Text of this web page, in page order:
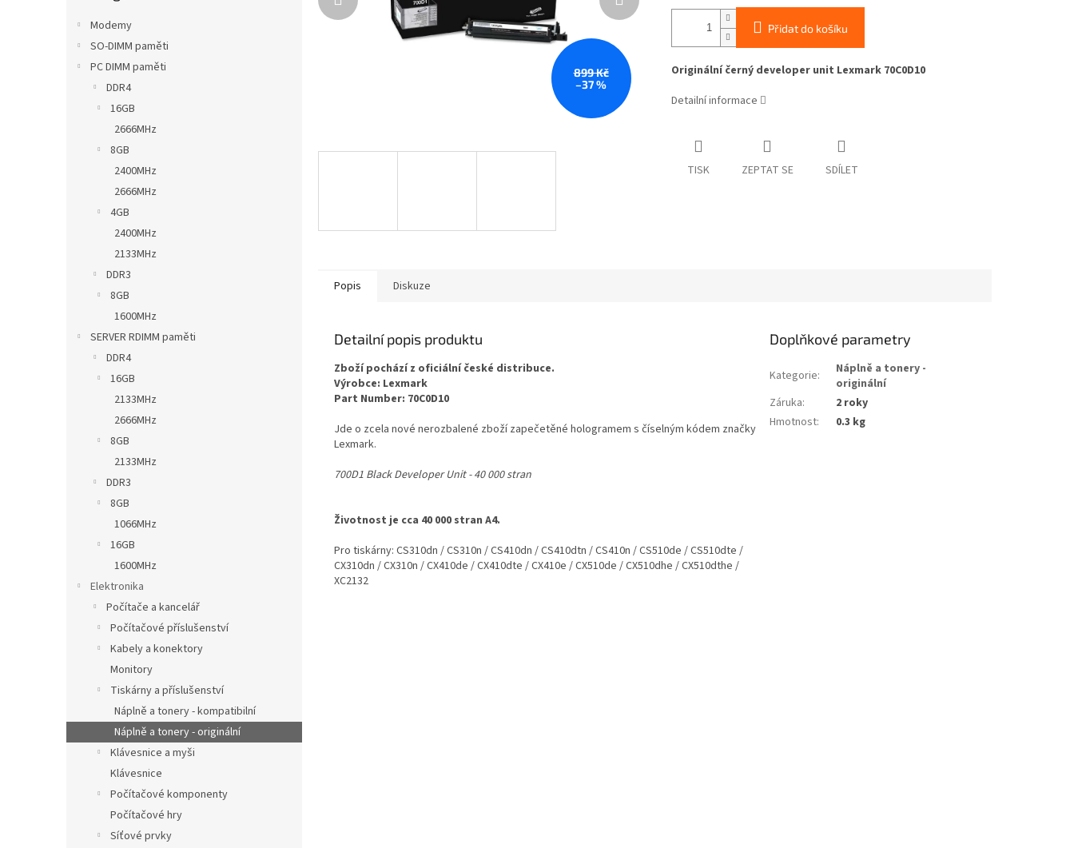
Modemy
SO-DIMM paměti
PC DIMM paměti
DDR4
16GB
2666MHz
8GB
2400MHz
2666MHz
4GB
2400MHz
2133MHz
DDR3
8GB
1600MHz
SERVER RDIMM paměti
DDR4
16GB
2133MHz
2666MHz
8GB
2133MHz
DDR3
8GB
1066MHz
16GB
1600MHz
Elektronika
Počítače a kancelář
Počítačové příslušenství
Kabely a konektory
Monitory
Tiskárny a příslušenství
Náplně a tonery - kompatibilní
Náplně a tonery - originální
Klávesnice a myši
Klávesnice
Počítačové komponenty
Počítačové hry
Síťové prvky
899 Kč
–37 %
Přidat do košíku
Originální černý developer unit Lexmark 70C0D10
Detailní informace
TISK ZEPTAT SE SDÍLET
Popis Diskuze
Detailní popis produktu
Zboží pochází z oficiální české distribuce.
Výrobce: Lexmark
Part Number: 70C0D10
Jde o zcela nové nerozbalené zboží zapečetěné hologramem s číselným kódem značky
Lexmark.
700D1 Black Developer Unit - 40 000 stran
Životnost je cca 40 000 stran A4.
Pro tiskárny: CS310dn / CS310n / CS410dn / CS410dtn / CS410n / CS510de / CS510dte /
CX310dn / CX310n / CX410de / CX410dte / CX410e / CX510de / CX510dhe / CX510dthe /
XC2132
Doplňkové parametry
Kategorie:
Náplně a tonery -
originální
Záruka:
2 roky
Hmotnost: 0.3 kg